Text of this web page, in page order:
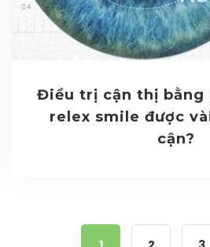
Điều trị cận thị bằng
relex smile được
cận?